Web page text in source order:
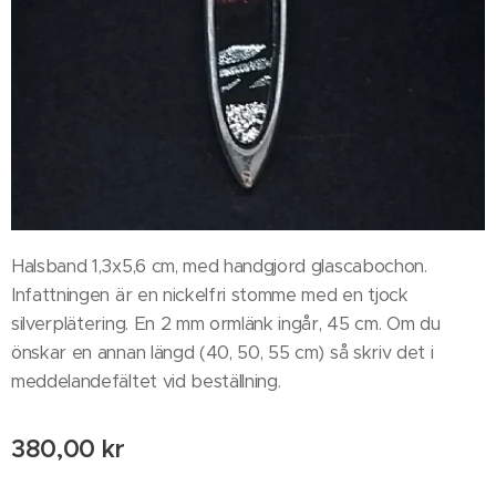
Halsband 1,3x5,6 cm, med handgjord glascabochon.
Infattningen är en nickelfri stomme med en tjock
silverplätering. En 2 mm ormlänk ingår, 45 cm. Om du
önskar en annan längd (40, 50, 55 cm) så skriv det i
meddelandefältet vid beställning.
380,00 kr